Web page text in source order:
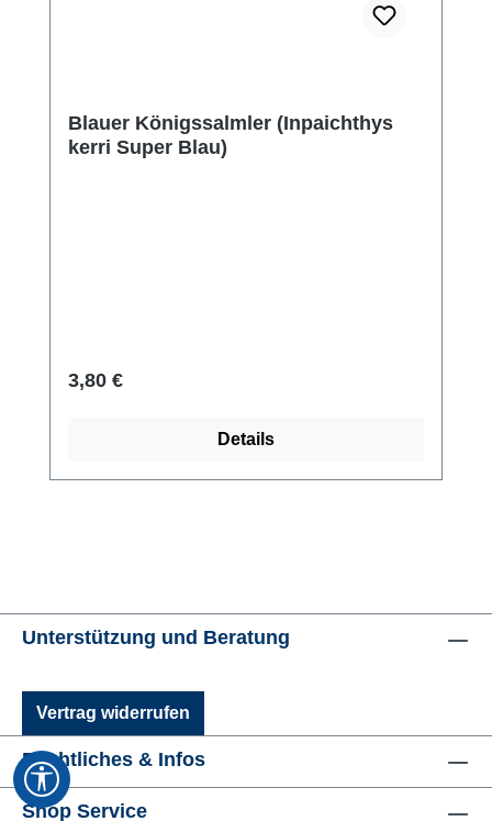
Blauer Königssalmler (Inpaichthys
kerri Super Blau)
Regulärer Preis:
3,80 €
Details
Unterstützung und Beratung
Vertrag widerrufen
Rechtliches & Infos
Shop Service
Werkzeugleiste anzeigen